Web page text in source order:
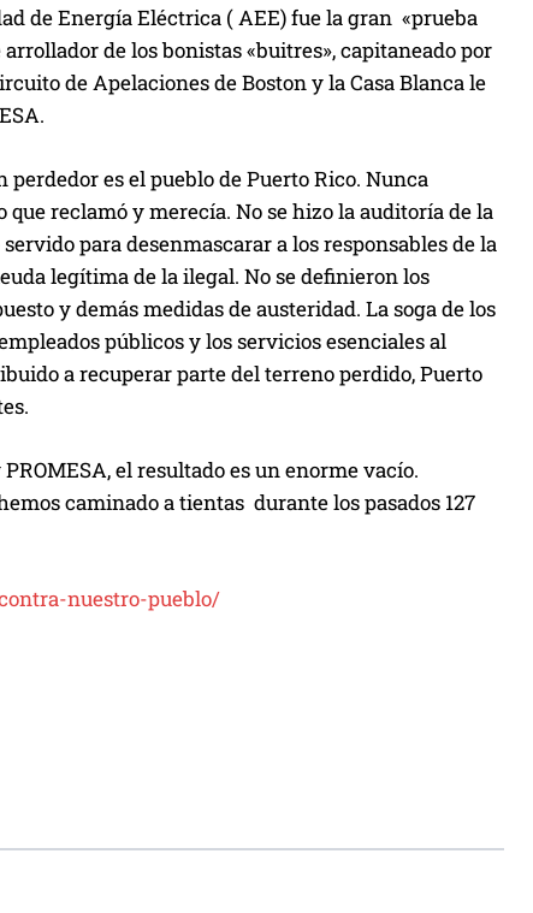
de Energía Eléctrica ( AEE) fue la gran «prueba
de los bonistas «buitres», capitaneado por
de Apelaciones de Boston y la Casa Blanca le
es el pueblo de Puerto Rico. Nunca
reclamó y merecía. No se hizo la auditoría de la
para desenmascarar a los responsables de la
legítima de la ilegal. No se definieron los
y demás medidas de austeridad. La soga de los
públicos y los servicios esenciales al
a recuperar parte del terreno perdido, Puerto
el resultado es un enorme vacío.
caminado a tientas durante los pasados 127
nuestro-pueblo/